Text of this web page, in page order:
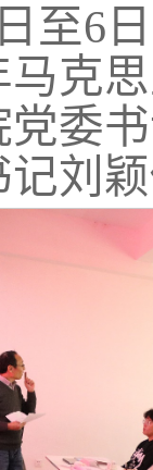
至6
克
党委
刘